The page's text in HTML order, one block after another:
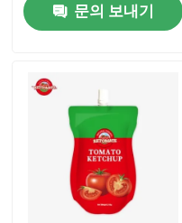
비디오
문의 보내기